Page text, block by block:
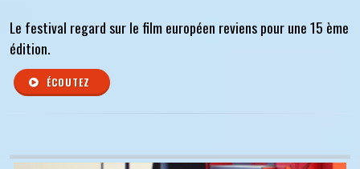
Le festival regard sur le film européen reviens pour une 15 ème
édition.
ÉCOUTEZ